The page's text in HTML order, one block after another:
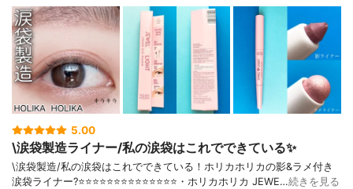
5.00
\涙袋製造ライナー/私の涙袋はこれでできている✨
\涙袋製造/私の涙袋はこれでできている！ホリカホリカの影&ラメ付き
涙袋ライナー?⭐️⭐️⭐️⭐️⭐️⭐️⭐️⭐️⭐️⭐️⭐️⭐️⭐️⭐️・ホリカホリカ JEWE…続きを見る